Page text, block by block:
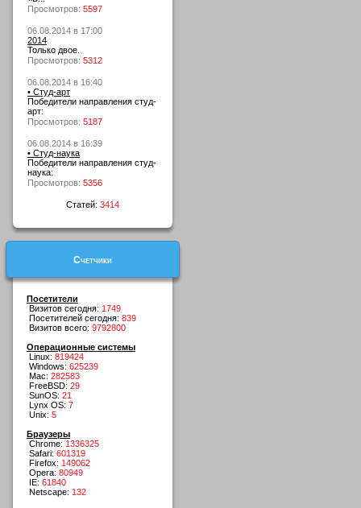
Просмотров: 5597
06.08.2014 в 17:00
2014
Только двое.
Просмотров: 5312
06.08.2014 в 16:40
• Студ-арт
Победители направления студ-
арт:
Просмотров: 5187
06.08.2014 в 16:39
• Студ-наука
Победители направления студ-
наука:
Просмотров: 5356
Статей: 3414
Счетчики
Посетители
Визитов сегодня: 1749
Посетителей сегодня: 839
Визитов всего: 9792800
Операционные системы
Linux: 819424
Windows: 625239
Mac: 282583
FreeBSD: 29
SunOS: 21
Lynx OS: 7
Unix: 5
Браузеры
Chrome: 1336325
Safari: 601319
Firefox: 149062
Opera: 80949
IE: 61840
Netscape: 132